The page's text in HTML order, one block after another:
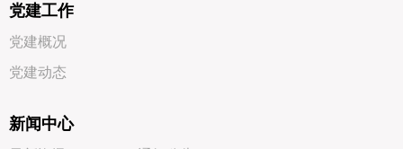
党建工作
党建概况
党建动态
新闻中心